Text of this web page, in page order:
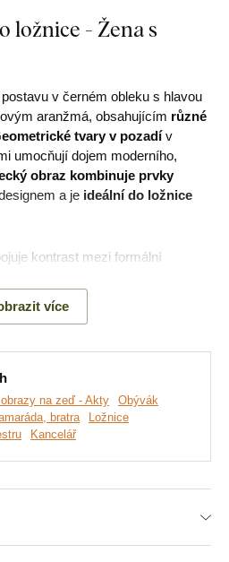
ložnice - Žena s
v černém obleku s hlavou
aranžmá, obsahujícím různé
tvary v pozadív
umocňují dojem moderního,
obraz kombinuje prvky
a je ideální do ložnice
kontrast mezi formální
která je emotivní a spojená s
více
na zeď - Akty
Obývák
bratra
Ložnice
Kancelář